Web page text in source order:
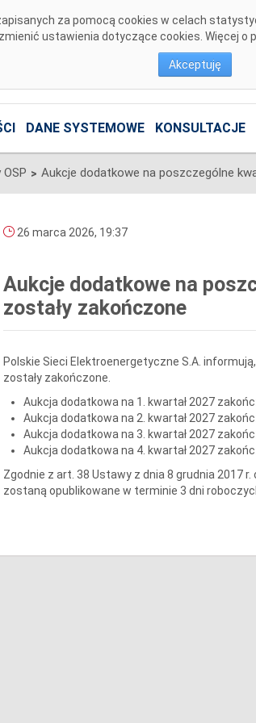
za pomocą cookies w celach
ustawienia dotyczące cookies. Więcej o
Akceptuję
DANE SYSTEMOWE KONSULTACJE
>
26 marca 2026, 19:37
Aukcje dodatkowe na
zostały zakończone
Polskie Sieci Elektroenergetyczne S.A.
zostały zakończone.
Aukcja dodatkowa na 1. kwartał 2027
Aukcja dodatkowa na 2. kwartał 2027
Aukcja dodatkowa na 3. kwartał 2027
Aukcja dodatkowa na 4. kwartał 2027
Zgodnie z art. 38 Ustawy z dnia 8 grudnia 2017
zostaną opublikowane w terminie 3 dni